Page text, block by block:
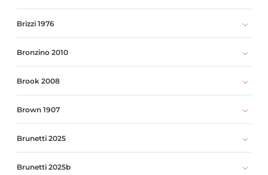
Brizzi 1976
Bronzino 2010
Brook 2008
Brown 1907
Brunetti 2025
Brunetti 2025b